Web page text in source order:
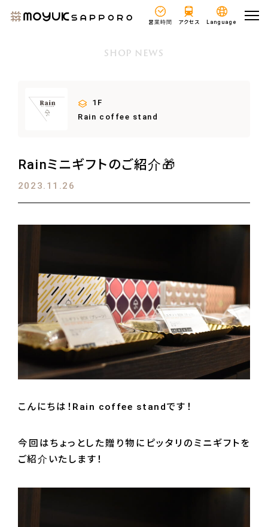
営業時間 アクセス Language
SHOP NEWS
Rainミニギフトのご紹介🎁
2023.11.26
1F
Rain coffee stand
こんにちは！Rain coffee standです！
今回はちょっとした贈り物にピッタリのミニギフトを
ご紹介いたします！